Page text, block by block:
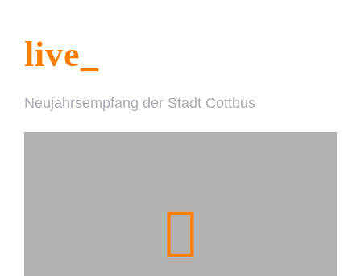
live_
Neujahrsempfang der Stadt Cottbus